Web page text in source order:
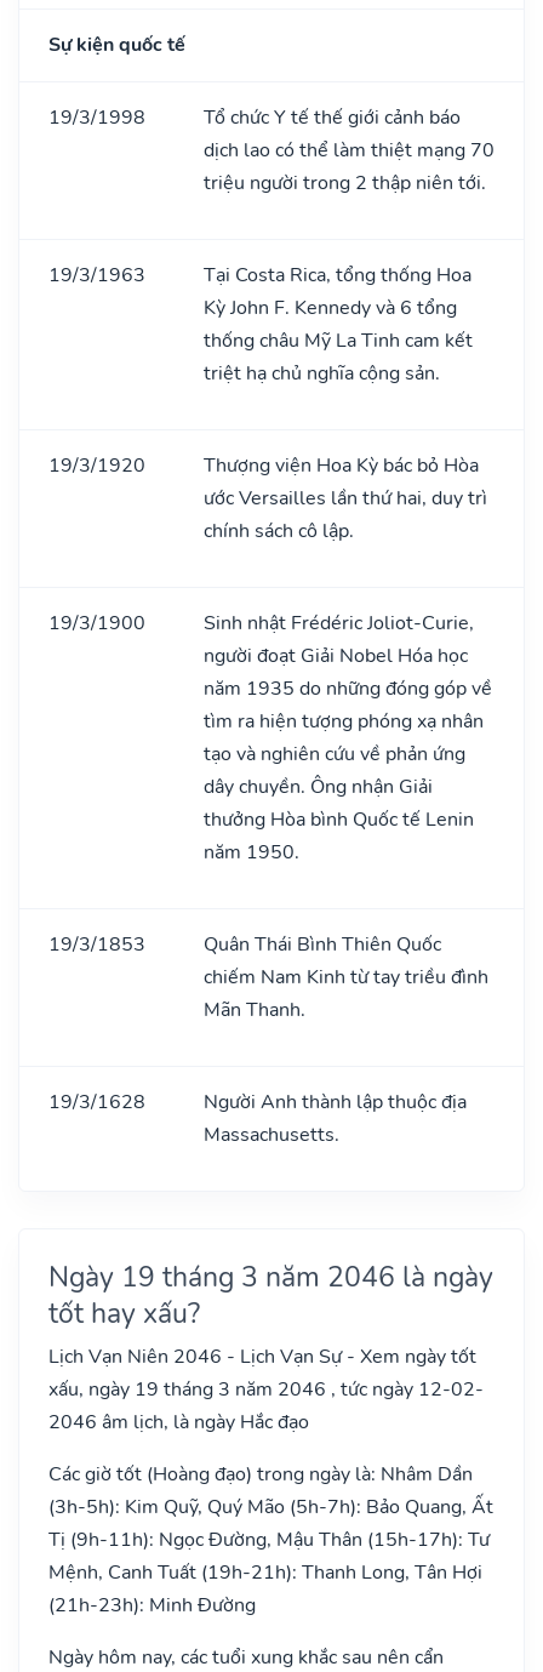
Sự kiện quốc tế
19/3/1998
Tổ chức Y tế thế giới cảnh báo
dịch lao có thể làm thiệt mạng 70
triệu người trong 2 thập niên tới.
19/3/1963
Tại Costa Rica, tổng thống Hoa
Kỳ John F. Kennedy và 6 tổng
thống châu Mỹ La Tinh cam kết
triệt hạ chủ nghĩa cộng sản.
19/3/1920
Thượng viện Hoa Kỳ bác bỏ Hòa
ước Versailles lần thứ hai, duy trì
chính sách cô lập.
19/3/1900
Sinh nhật Frédéric Joliot-Curie,
người đoạt Giải Nobel Hóa học
năm 1935 do những đóng góp về
tìm ra hiện tượng phóng xạ nhân
tạo và nghiên cứu về phản ứng
dây chuyền. Ông nhận Giải
thưởng Hòa bình Quốc tế Lenin
năm 1950.
19/3/1853
Quân Thái Bình Thiên Quốc
chiếm Nam Kinh từ tay triều đình
Mãn Thanh.
19/3/1628
Người Anh thành lập thuộc địa
Massachusetts.
Ngày 19 tháng 3 năm 2046 là ngày
tốt hay xấu?
Lịch Vạn Niên 2046 - Lịch Vạn Sự - Xem ngày tốt
xấu, ngày 19 tháng 3 năm 2046 , tức ngày 12-02-
2046 âm lịch, là ngày Hắc đạo
Các giờ tốt (Hoàng đạo) trong ngày là: Nhâm Dần
(3h-5h): Kim Quỹ, Quý Mão (5h-7h): Bảo Quang, Ất
Tị (9h-11h): Ngọc Đường, Mậu Thân (15h-17h): Tư
Mệnh, Canh Tuất (19h-21h): Thanh Long, Tân Hợi
(21h-23h): Minh Đường
Ngày hôm nay, các tuổi xung khắc sau nên cẩn